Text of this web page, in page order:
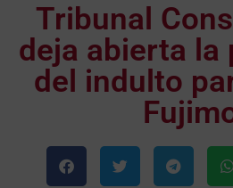
Tribunal
deja abierta la
del indulto